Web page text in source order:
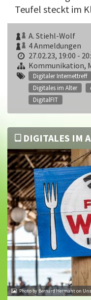
Teufel steckt im
A. Stiehl-Wolf
4 Anmeldungen
27.02.23, 19:00 -
Kommunikation,
Digitaler Internettreff
Digitales im Alter
DigitalFIT
DIGITALES IM
Photo by Bernard Hermant on